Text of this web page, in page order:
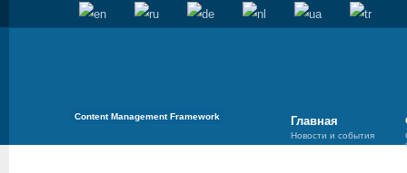
Content Management Framework Главная
Новости и события